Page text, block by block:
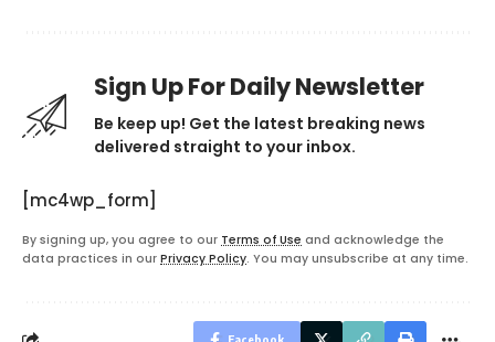
Sign Up For Daily Newsletter
Be keep up! Get the latest breaking news
delivered straight to your inbox.
[mc4wp_form]
By signing up, you agree to our Terms of Use and acknowledge the
data practices in our Privacy Policy. You may unsubscribe at any time.